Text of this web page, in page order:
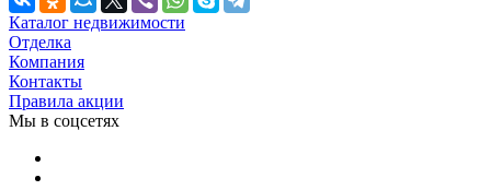
Каталог недвижимости
Отделка
Компания
Контакты
Правила акции
Мы в соцсетях